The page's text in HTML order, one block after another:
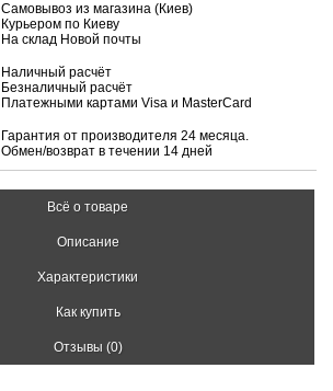
Самовывоз из магазина (Киев)
Курьером по Киеву
На склад Новой почты
Наличный расчёт
Безналичный расчёт
Платежными картами Visa и MasterCard
Гарантия от производителя 24 месяца.
Обмен/возврат в течении 14 дней
Всё о товаре
Описание
Характеристики
Как купить
Отзывы (0)